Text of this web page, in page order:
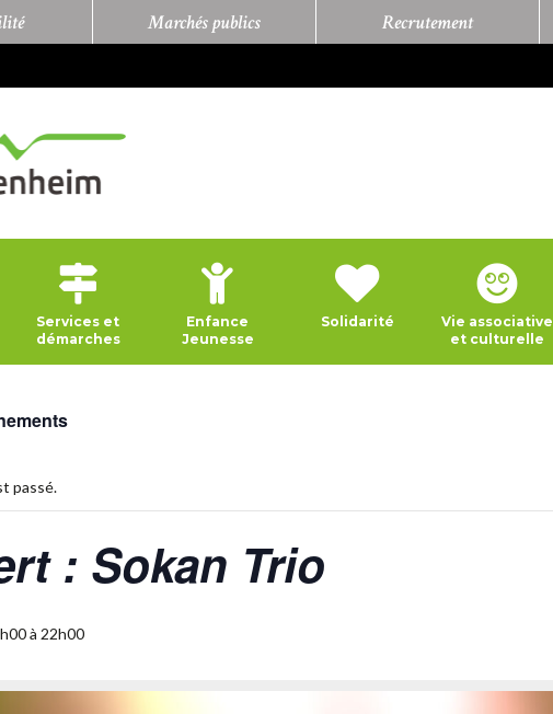
Marchés publics Recrutement
Services et
démarches
Enfance
Jeunesse
Solidarité
Vie associative
et culturelle
passé.
: Sokan Trio
à 22h00